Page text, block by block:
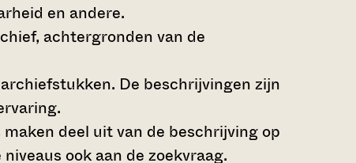
en andere.
achtergronden van de
De beschrijvingen zijn
deel uit van de beschrijving op
ook aan de zoekvraag.